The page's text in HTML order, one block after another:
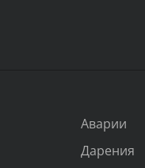
Аварии
Дарения